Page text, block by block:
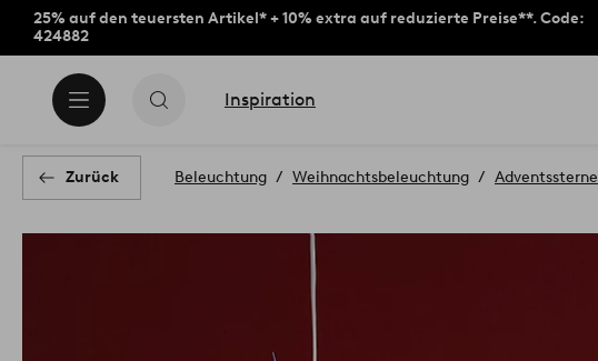
25% auf den teuersten Artikel* + 10% extra auf reduzierte Preise**. Code:
424882
Inspiration
Zurück Beleuchtung Weihnachtsbeleuchtung Adventssterne